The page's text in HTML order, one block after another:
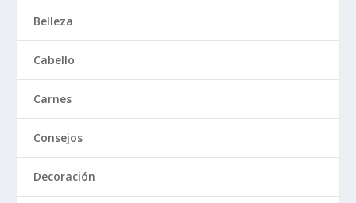
Belleza
Cabello
Carnes
Consejos
Decoración